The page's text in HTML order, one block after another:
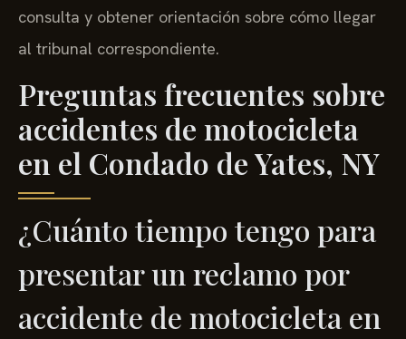
consulta y obtener orientación sobre cómo llegar
al tribunal correspondiente.
Preguntas frecuentes sobre
accidentes de motocicleta
en el Condado de Yates, NY
¿Cuánto tiempo tengo para
presentar un reclamo por
accidente de motocicleta en